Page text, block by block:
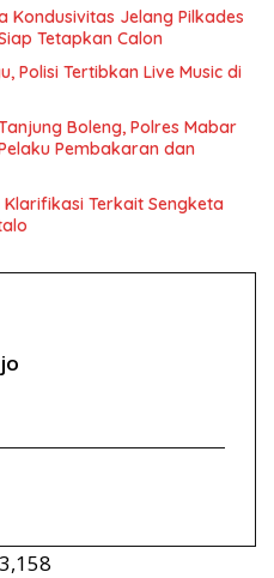
Jelang Pilkades
Tetapkan Calon
Polisi Tertibkan Live Music di
Boleng, Polres Mabar
Pembakaran dan
Terkait Sengketa